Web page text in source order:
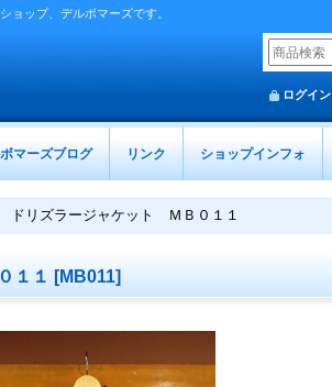
ョップ、デルボマーズです。
ログイン
マーズブログ リンク ショップインフォ
ドリズラージャケット ＭＢ０１１
１１ [MB011]